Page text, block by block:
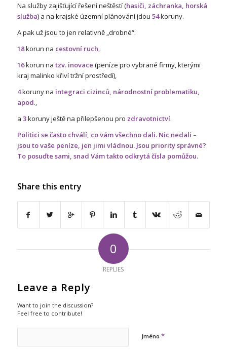
Na služby zajišťující řešení neštěstí (hasiči, záchranka, horská
služba) a na krajské územní plánování jdou 54koruny.
A pak už jsou to jen relativně „drobné“:
18korun na cestovní ruch,
16korun na tzv. inovace (peníze pro vybrané firmy, kterými
kraj malinko křiví tržní prostředí),
4koruny na integraci cizinců, národnostní problematiku,
apod.,
a 3koruny ještě na přilepšenou pro zdravotnictví.
Politici se často chválí, co vám všechno dali. Nic nedali –
jsou to vaše peníze, jen jimi vládnou. Jsou priority správné?
To posuďte sami, snad Vám takto odkrytá čísla pomůžou.
Share this entry
0
REPLIES
Leave a Reply
Want to join the discussion?
Feel free to contribute!
Jméno *